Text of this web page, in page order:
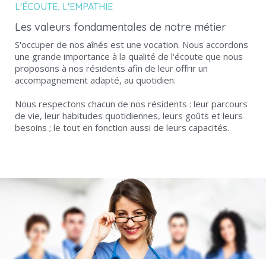
L'ÉCOUTE, L'EMPATHIE
Les valeurs fondamentales de notre métier
S'occuper de nos aînés est une vocation. Nous accordons
une grande importance à la qualité de l'écoute que nous
proposons à nos résidents afin de leur offrir un
accompagnement adapté, au quotidien.
Nous respectons chacun de nos résidents : leur parcours
de vie, leur habitudes quotidiennes, leurs goûts et leurs
besoins ; le tout en fonction aussi de leurs capacités.